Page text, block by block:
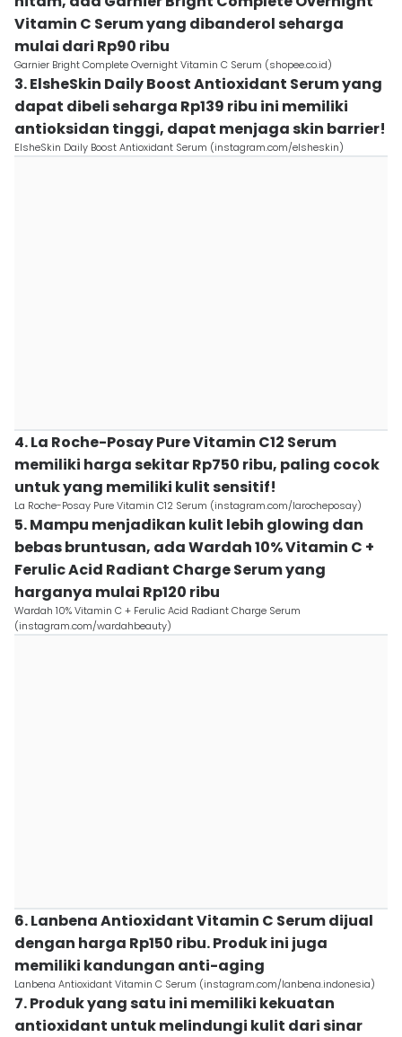
Vitamin C Serum yang dibanderol seharga
mulai dari Rp90 ribu
Garnier Bright Complete Overnight Vitamin C Serum (shopee.co.id)
3. ElsheSkin Daily Boost Antioxidant Serum yang
dapat dibeli seharga Rp139 ribu ini memiliki
antioksidan tinggi, dapat menjaga skin barrier!
ElsheSkin Daily Boost Antioxidant Serum (instagram.com/elsheskin)
4. La Roche-Posay Pure Vitamin C12 Serum
memiliki harga sekitar Rp750 ribu, paling cocok
untuk yang memiliki kulit sensitif!
La Roche-Posay Pure Vitamin C12 Serum (instagram.com/larocheposay)
5. Mampu menjadikan kulit lebih glowing dan
bebas bruntusan, ada Wardah 10% Vitamin C +
Ferulic Acid Radiant Charge Serum yang
harganya mulai Rp120 ribu
Wardah 10% Vitamin C + Ferulic Acid Radiant Charge Serum
(instagram.com/wardahbeauty)
6. Lanbena Antioxidant Vitamin C Serum dijual
dengan harga Rp150 ribu. Produk ini juga
memiliki kandungan anti-aging
Lanbena Antioxidant Vitamin C Serum (instagram.com/lanbena.indonesia)
7. Produk yang satu ini memiliki kekuatan
antioxidant untuk melindungi kulit dari sinar